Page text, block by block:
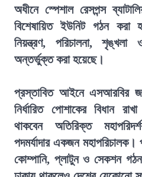
অধীনে স্পেশাল রেসপন্স
বিশেষায়িত ইউনিট গঠন করা
নিয়ন্ত্রণ, পরিচালনা,
অন্তর্ভুক্ত করা হয়েছে।
প্রস্তাবিত আইনে এসআরবির
নির্ধারিত পোশাকের বিধান
থাকবেন অতিরিক্ত
পদমর্যাদার একজন
কোম্পানি, প্লাটুন ও সেকশন